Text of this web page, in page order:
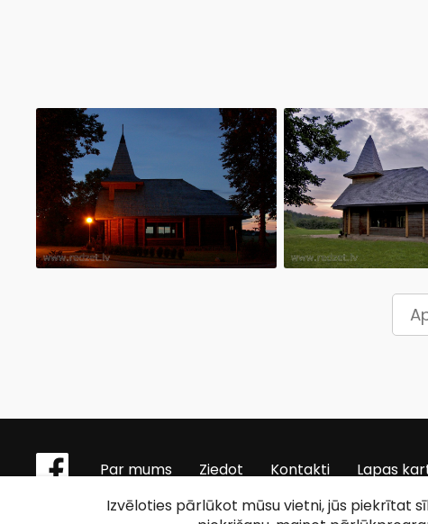
Par mums Ziedot Kontakti Lapas
Izvēloties pārlūkot mūsu vietni, jūs piekrītat